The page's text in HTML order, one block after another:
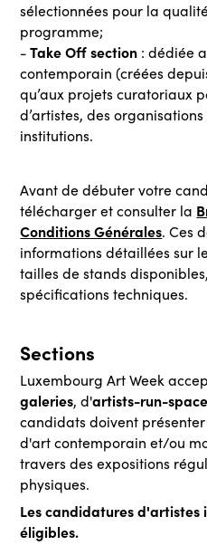
sélectionnées pour la
programme;
-Take Off section : dédiée
contemporain (créées
qu’aux projets curatoriaux
d’artistes, des
institutions.
Avant de débuter votre
télécharger et consulter la
Conditions Générales. Ces
informations détaillées sur
tailles de stands
spécifications techniques.
Sections
Luxembourg Art Week
galeries, d'artists-run-
candidats doivent
d'art contemporain et/ou
travers des expositions
physiques.
Les candidatures d'artistes
éligibles.